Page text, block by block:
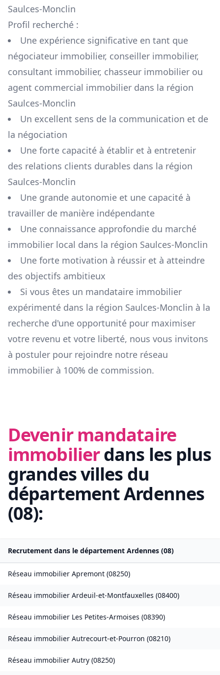
Saulces-Monclin
Profil recherché :
Une expérience significative en tant que
négociateur immobilier, conseiller immobilier,
consultant immobilier, chasseur immobilier ou
agent commercial immobilier dans la région
Saulces-Monclin
Un excellent sens de la communication et de
la négociation
Une forte capacité à établir et à entretenir
des relations clients durables dans la région
Saulces-Monclin
Une grande autonomie et une capacité à
travailler de manière indépendante
Une connaissance approfondie du marché
immobilier local dans la région Saulces-Monclin
Une forte motivation à réussir et à atteindre
des objectifs ambitieux
Si vous êtes un mandataire immobilier
expérimenté dans la région Saulces-Monclin à la
recherche d'une opportunité pour maximiser
votre revenu et votre liberté, nous vous invitons
à postuler pour rejoindre notre réseau
immobilier à 100% de commission.
Devenir mandataire
immobilierdans les plus
grandes villes du
départementArdennes
(08):
Recrutement dans le département Ardennes (08)
Réseau immobilier Apremont (08250)
Réseau immobilier Ardeuil-et-Montfauxelles (08400)
Réseau immobilier Les Petites-Armoises (08390)
Réseau immobilier Autrecourt-et-Pourron (08210)
Réseau immobilier Autry (08250)